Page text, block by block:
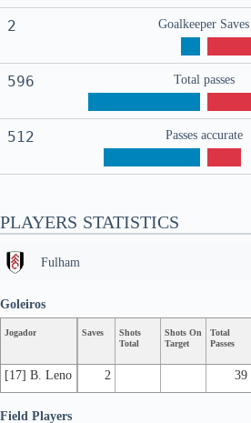
2 Goalkeeper Saves
596 Total passes
512 Passes accurate
PLAYERS STATISTICS
Fulham
Jogador Saves
Shots
Total
Shots On
Target
Total
Passes
[17] B. Leno 2 39
Goleiros
Field Players